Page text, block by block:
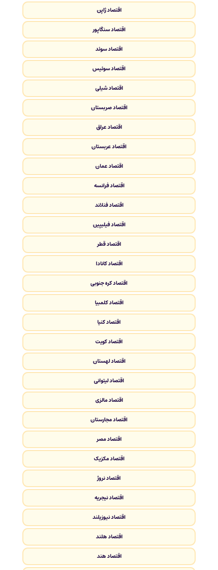
اقتصاد ژاپن
اقتصاد سنگاپور
اقتصاد سوئد
اقتصاد سوئیس
اقتصاد شیلی
اقتصاد صربستان
اقتصاد عراق
اقتصاد عربستان
اقتصاد عمان
اقتصاد فرانسه
اقتصاد فنلاند
اقتصاد فیلیپین
اقتصاد قطر
اقتصاد کانادا
اقتصاد کره جنوبی
اقتصاد کلمبیا
اقتصاد کنیا
اقتصاد کویت
اقتصاد لهستان
اقتصاد لیتوانی
اقتصاد مالزی
اقتصاد مجارستان
اقتصاد مصر
اقتصاد مکزیک
اقتصاد نروژ
اقتصاد نیجریه
اقتصاد نیوزیلند
اقتصاد هلند
اقتصاد هند